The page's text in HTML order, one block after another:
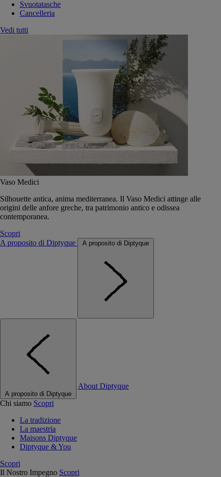
Svuotatasche
Cancelleria
Vedi tutti
Vaso Medici
Silhouette antica, anima mediterranea. Il Vaso Medici attinge alle
origini delle anfore greche, tra patrimonio antico e odissea
contemporanea.
Scopri
A proposito di Diptyque
A proposito di Diptyque
A proposito di Diptyque
About Diptyque
Chi siamo Scopri
La tradizione
La maestria
Maisons Diptyque
Diptyque & You
Scopri
Il Nostro Impegno Scopri